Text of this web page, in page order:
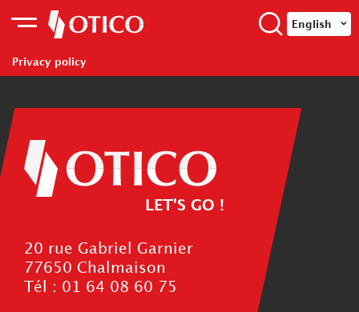
English
Privacy policy
LET'S GO !
20 rue Gabriel Garnier
77650 Chalmaison
Tél : 01 64 08 60 75